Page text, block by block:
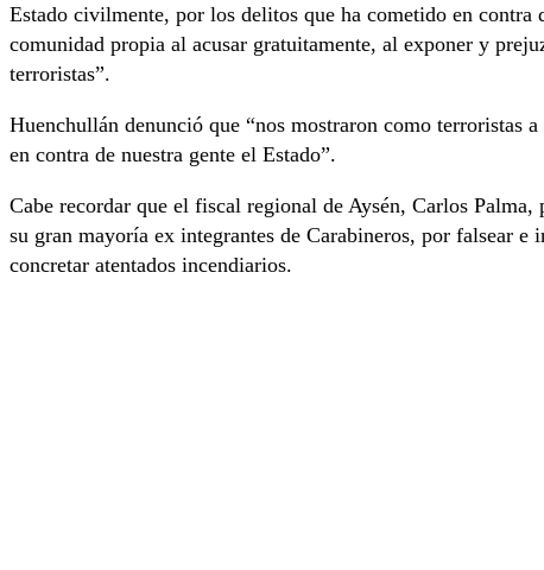
Estado civilmente, por los delitos que ha cometido en contra
comunidad propia al acusar gratuitamente, al exponer y
terroristas”.
Huenchullán denunció que “nos mostraron como terroristas
en contra de nuestra gente el Estado”.
Cabe recordar que el fiscal regional de Aysén, Carlos Palma,
su gran mayoría ex integrantes de Carabineros, por falsear e
concretar atentados incendiarios.